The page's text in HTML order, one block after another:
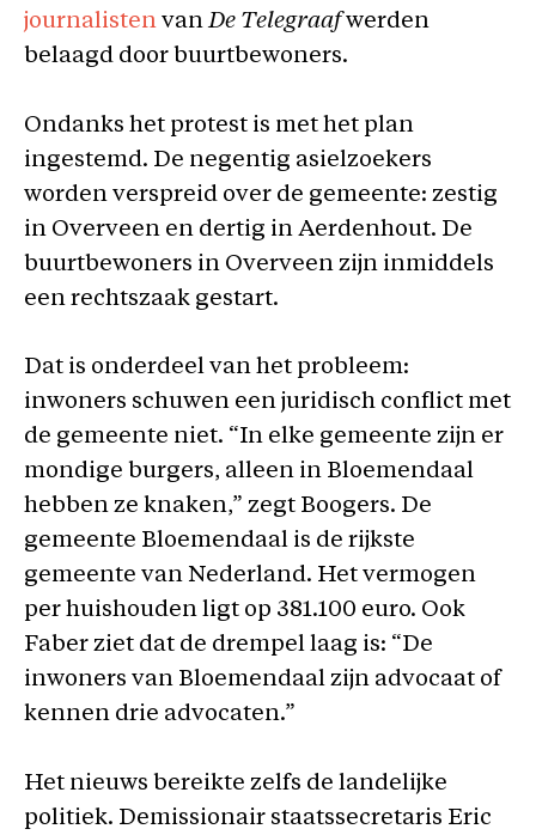
journalisten vanDe Telegraafwerden
belaagd door buurtbewoners.
Ondanks het protest is met het plan
ingestemd. De negentig asielzoekers
worden verspreid over de gemeente: zestig
in Overveen en dertig in Aerdenhout. De
buurtbewoners in Overveen zijn inmiddels
een rechtszaak gestart.
Dat is onderdeel van het probleem:
inwoners schuwen een juridisch conflict met
de gemeente niet. “In elke gemeente zijn er
mondige burgers, alleen in Bloemendaal
hebben ze knaken,” zegt Boogers. De
gemeente Bloemendaal is de rijkste
gemeente van Nederland. Het vermogen
per huishouden ligt op 381.100 euro. Ook
Faber ziet dat de drempel laag is: “De
inwoners van Bloemendaal zijn advocaat of
kennen drie advocaten.”
Het nieuws bereikte zelfs de landelijke
politiek. Demissionair staatssecretaris Eric